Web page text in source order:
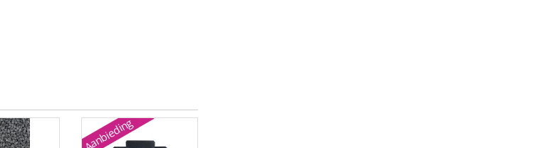
Aanbieding